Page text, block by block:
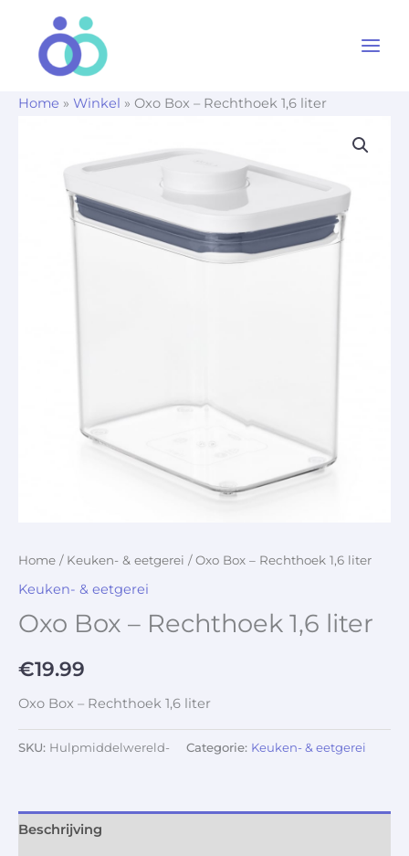
Home » Winkel » Oxo Box – Rechthoek 1,6 liter
Home / Keuken- & eetgerei / Oxo Box – Rechthoek 1,6 liter
Keuken- & eetgerei
Oxo Box – Rechthoek 1,6 liter
€19.99
Oxo Box – Rechthoek 1,6 liter
SKU: Hulpmiddelwereld- Categorie: Keuken- & eetgerei
Beschrijving